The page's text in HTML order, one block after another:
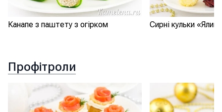
Канапе з паштету з огірком Сирні кульки
Профітроли